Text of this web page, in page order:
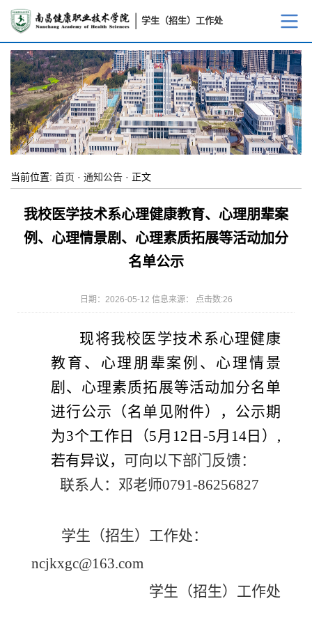
学生（招生）工作处
当前位置: 首页 · 通知公告 · 正文
我校医学技术系心理健康教育、心理朋辈案
例、心理情景剧、心理素质拓展等活动加分
名单公示
日期：2026-05-12 信息来源： 点击数:26
现将我校医学技术系心理健康
教育、心理朋辈案例、心理情景
剧、心理素质拓展等活动加分名单
进行公示
（名单见附件），公示期
为3个工作日（5月12日-5月14日）,
若有异议， 可向以下部门反馈：
联系人： 邓老师0791-86256827
学生（招生）工作处：
ncjkxgc@163.com
学生（招生）工作处